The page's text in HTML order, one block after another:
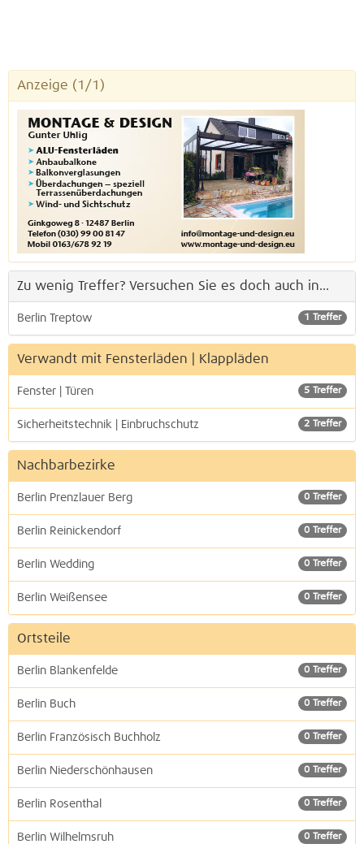
Anzeige (1/1)
Zu wenig Treffer? Versuchen Sie es doch auch in...
1 Treffer
Berlin Treptow
Verwandt mit Fensterläden | Klappläden
5 Treffer
Fenster | Türen
2 Treffer
Sicherheitstechnik | Einbruchschutz
Nachbarbezirke
0 Treffer
Berlin Prenzlauer Berg
0 Treffer
Berlin Reinickendorf
0 Treffer
Berlin Wedding
0 Treffer
Berlin Weißensee
Ortsteile
0 Treffer
Berlin Blankenfelde
0 Treffer
Berlin Buch
0 Treffer
Berlin Französisch Buchholz
0 Treffer
Berlin Niederschönhausen
0 Treffer
Berlin Rosenthal
0 Treffer
Berlin Wilhelmsruh